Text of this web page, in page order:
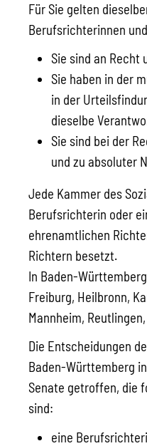
Für Sie gelten
Berufsrichterinnen
Sie sind an Recht
Sie haben in der
in der
dieselbe
Sie sind bei der
und zu absoluter
Jede Kammer des
Berufsrichterin oder
ehrenamtlichen
Richtern besetzt.
In Baden-
Freiburg, Heilbronn,
Mannheim,
Die Entscheidungen
Baden-Württemberg
Senate getroffen, die
sind:
eine